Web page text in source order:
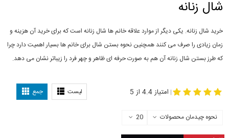
شال زنانه
خرید شال زنانه. یکی دیگر از موارد علاقه خانم ها شال زنانه است که برای خرید آن هزینه و
زمان زیادی را صرف می کنند همچنین نحوه بستن شال برای خانم ها بسیار اهمیت دارد چرا
که طرز بستن شال زنانه آن هم به صورت حرفه ای ظاهر و چهر فرد را زیباتر نشان می دهد.
لیست جمع | امتیاز 4.4 از 5
نحوه چیدمان محصولات 20